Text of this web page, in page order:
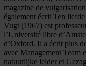
magazine de
également écrit Ten
Vugt (1967) est
l’Université libre
d’Oxford. Il a écrit plus
avec Management Team
natuurlijke leider et